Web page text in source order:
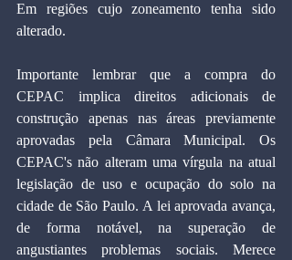
Em regiões cujo zoneamento tenha sido
alterado.
Importante lembrar que a compra do
CEPAC implica direitos adicionais de
construção apenas nas áreas previamente
aprovadas pela Câmara Municipal. Os
CEPAC's não alteram uma vírgula na atual
legislação de uso e ocupação do solo na
cidade de São Paulo. A lei aprovada avança,
de forma notável, na superação de
angustiantes problemas sociais. Merece